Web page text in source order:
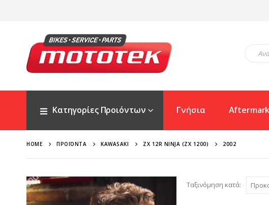
Κατηγορίες Προιόντων Γνήσια
HOME ΠΡΟΪΌΝΤΑ KAWASAKI ZX 12R NINJA (ZX 1200) 2002
Ταξινόμηση κατά: